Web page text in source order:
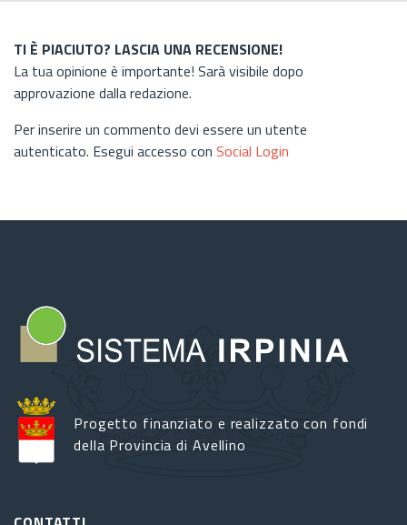
TI È PIACIUTO? LASCIA UNA RECENSIONE!
La tua opinione è importante! Sarà visibile dopo
approvazione dalla redazione.
Per inserire un commento devi essere un utente
autenticato. Esegui accesso con Social Login
Progetto finanziato e realizzato con fondi
della Provincia di Avellino